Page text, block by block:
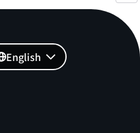
English